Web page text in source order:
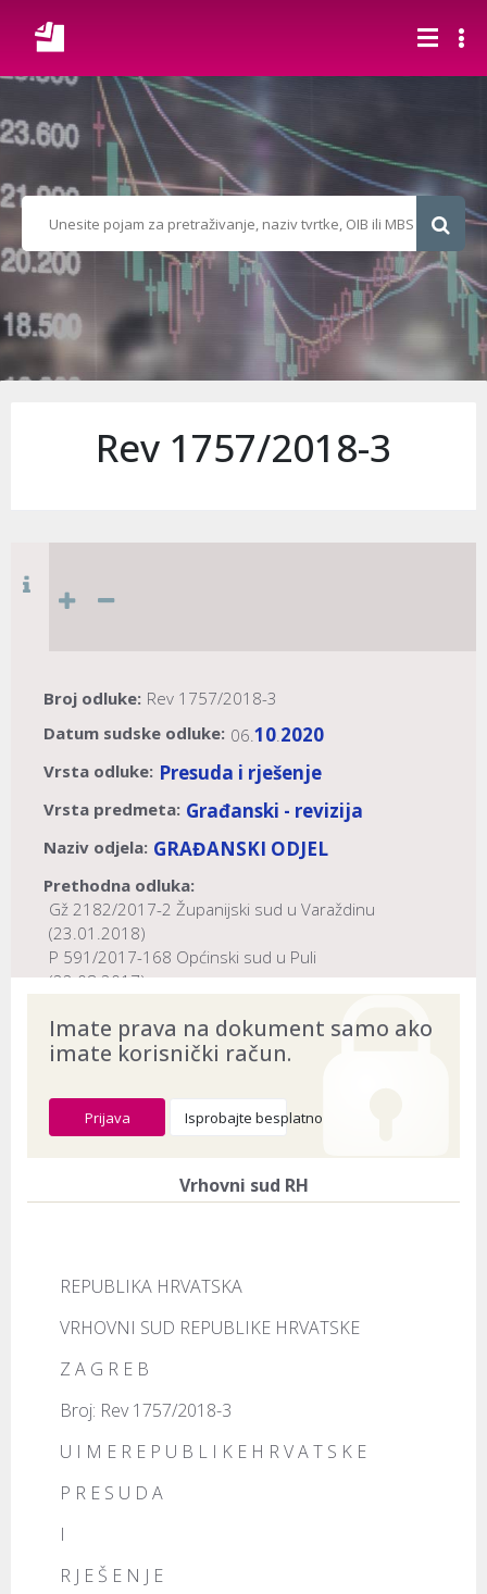
Rev 1757/2018-3
Broj odluke: Rev 1757/2018-3
Datum sudske odluke: 06.10.2020
Vrsta odluke: Presuda i rješenje
Vrsta predmeta: Građanski - revizija
Naziv odjela: GRAĐANSKI ODJEL
Prethodna odluka:
Gž 2182/2017-2 Županijski sud u Varaždinu
(23.01.2018)
P 591/2017-168 Općinski sud u Puli
(22.08.2017)
ECLI:
ECLI:HR:VSRH:2020:5073
Naslov: Rev 1757/2018-3
Imate prava na dokument samo ako
imate korisnički račun.
Prijava Isprobajte besplatno
Vrhovni sud RH
REPUBLIKA HRVATSKA
VRHOVNI SUD REPUBLIKE HRVATSKE
Z A G R E B
Broj: Rev 1757/2018-3
U I M E R E P U B L I K E H R V A T S K E
P R E S U D A
I
R J E Š E N J E